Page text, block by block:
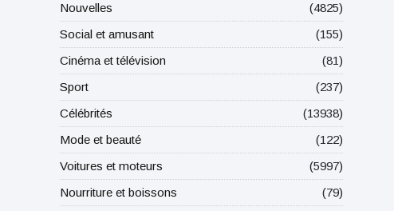
Nouvelles
(4825)
Social et amusant
(155)
Cinéma et télévision
(81)
Sport
(237)
Célébrités
(13938)
Mode et beauté
(122)
Voitures et moteurs
(5997)
Nourriture et boissons
(79)